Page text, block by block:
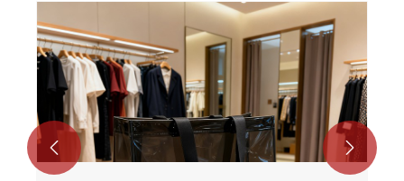
PP Tote ajándéktáska
Mutass többet >>
 